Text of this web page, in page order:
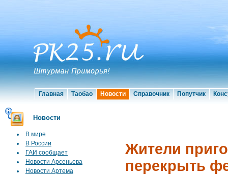
Главная Таобао Новости Справочник Попутчик
Новости
В мире
В России
ГАИ сообщает
Новости Арсеньева
Новости Артема
Жители
перекрыть